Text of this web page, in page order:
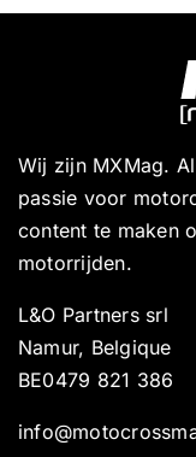
Wij zijn MXMag.
passie voor
content te maken
motorrijden.
L&O Partners srl
Namur, Belgique
BE0479 821 386